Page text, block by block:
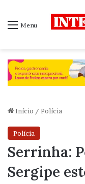
Menu
Início / Polícia
Polícia
Serrinha:
Sergipe